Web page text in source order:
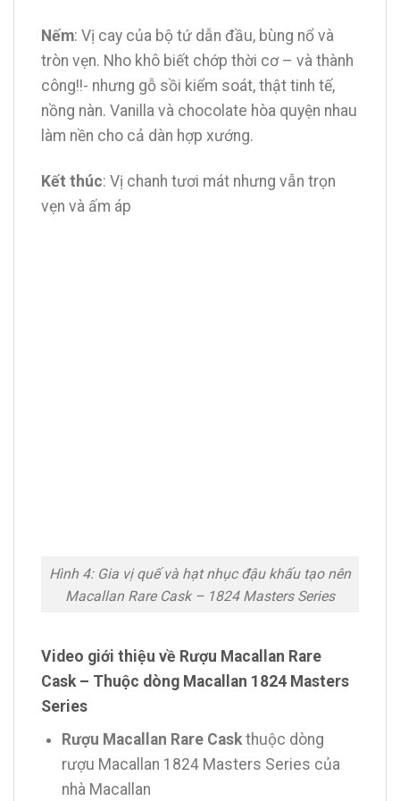
Nếm: Vị cay của bộ tứ dẫn đầu, bùng nổ và
tròn vẹn. Nho khô biết chớp thời cơ – và thành
công!!- nhưng gỗ sồi kiểm soát, thật tinh tế,
nồng nàn. Vanilla và chocolate hòa quyện nhau
làm nền cho cả dàn hợp xướng.
Kết thúc: Vị chanh tươi mát nhưng vẫn trọn
vẹn và ấm áp
Hình 4: Gia vị quế và hạt nhục đậu khấu tạo nên
Macallan Rare Cask – 1824 Masters Series
Video giới thiệu về Rượu Macallan Rare
Cask – Thuộc dòng Macallan 1824 Masters
Series
Rượu Macallan Rare Caskthuộc dòng
rượu Macallan 1824 Masters Series của
nhà Macallan